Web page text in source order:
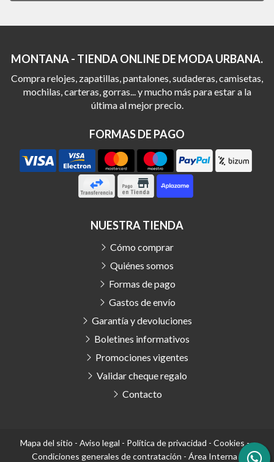
MONTANA - TIENDA ONLINE DE MODA URBANA.
Compra relojes, zapatillas, pantalones, sudaderas, camisetas,
mochilas, carteras, gorras... y mucho más para estar a la
última al mejor precio.
FORMAS DE PAGO
NUESTRA TIENDA
Cómo comprar
Quiénes somos
Formas de pago
Gastos de envío
Garantía y devoluciones
Boletines informativos
Promociones vigentes
Validar cheque regalo
Contacto
Mapa del sitio - Aviso legal - Política de privacidad - Cookies-
Condiciones generales de contratación - Área Interna